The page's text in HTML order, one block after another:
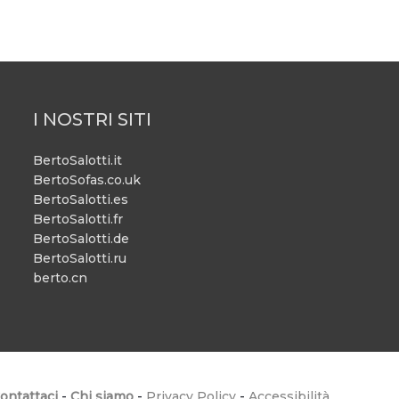
I NOSTRI SITI
BertoSalotti.it
BertoSofas.co.uk
BertoSalotti.es
BertoSalotti.fr
BertoSalotti.de
BertoSalotti.ru
berto.cn